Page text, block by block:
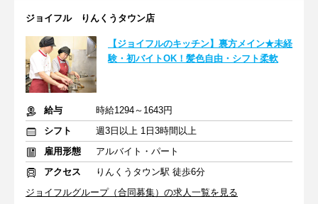
ジョイフル りんくうタウン店
【ジョイフルのキッチン】裏方メイン★未経
験・初バイトOK！髪色自由・シフト柔軟
給与
時給1294～1643円
シフト
週3日以上 1日3時間以上
雇用形態
アルバイト・パート
アクセス
りんくうタウン駅 徒歩6分
ジョイフルグループ（合同募集）の求人一覧を見る